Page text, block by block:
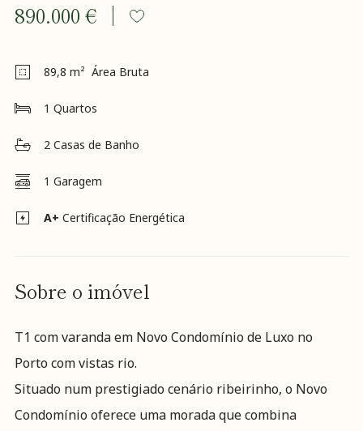
Incentivo
Notícias
Revista
890.000 €
89,8 m² Área Bruta
1 Quartos
2 Casas de Banho
1 Garagem
A+ Certificação Energética
Sobre o imóvel
T1 com varanda em Novo Condomínio de Luxo no
Porto com vistas rio.
Situado num prestigiado cenário ribeirinho, o Novo
Condomínio oferece uma morada que combina